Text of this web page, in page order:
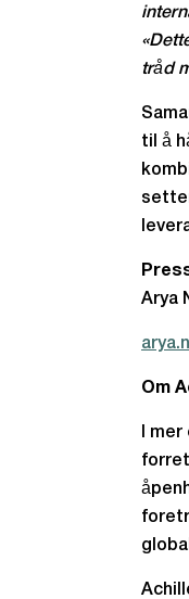
tråd
til å
Arya
Om
I